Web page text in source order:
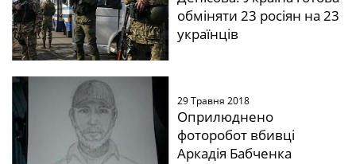
обміняти 23 росіян на 23
українців
29 Травня 2018
Оприлюднено
фоторобот вбивці
Аркадія Бабченка